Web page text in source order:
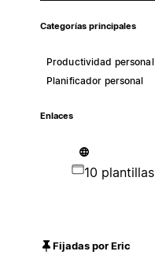
Categorías principales
Productividad personal
Planificador personal
Enlaces
10 plantillas
Fijadas por Eric